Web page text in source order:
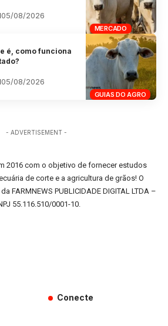
MERCADO
05/08/2026
GUIAS DO AGRO
é, como funciona
05/08/2026
- ADVERTISEMENT -
2016 com o objetivo de fornecer estudos
de corte e a agricultura de grãos! O
FARMNEWS PUBLICIDADE DIGITAL LTDA –
55.116.510/0001-10.
Conecte